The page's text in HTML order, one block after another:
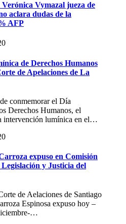
Vymazal jueza de
aclara dudas de la
AFP
de Derechos Humanos
de Apelaciones de La
conmemorar el Día
Derechos Humanos, el
intervención lumínica en el…
expuso en Comisión
y Justicia del
de Aelaciones de Santiago
Espinosa expuso hoy –
…